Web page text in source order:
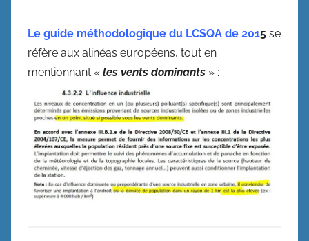
Le guide méthodologique du LCSQA de 2015 se
réfère aux alinéas européens, tout en
mentionnant « les vents dominants » :